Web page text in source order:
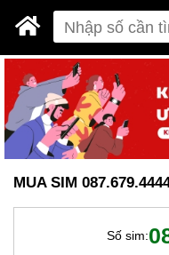
MUA SIM
Số sim: